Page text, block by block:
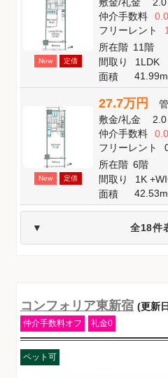
New 定借
仲介手数料
フリーレント
所在階 11階
間取り
1LDK
面積
41.99m
New 定借
27.7万円
敷金/礼金
仲介手数料
フリーレント
所在階 6階
間取り
1K
面積
42.53m
全18件
コンフォリア東新宿 (更新
仲介手数料オフ 礼金0
ペット可